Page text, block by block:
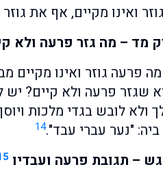
ואינו מקיים, אף את גוזר
מד – מה גזר פרעה ולא
פרעה גוזר ואינו מקיים
פרעה ולא קיים? יש
ולא לובש בגדי מלכות
"נער עברי עבד".14
– תגובת פרעה ועבדיו